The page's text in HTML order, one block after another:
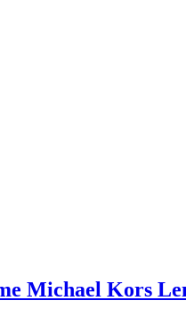
Michael Kors